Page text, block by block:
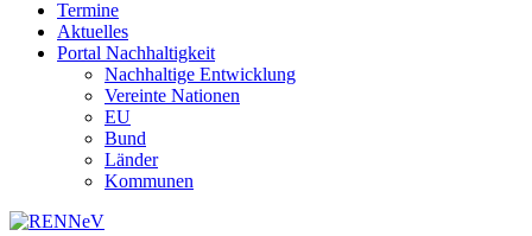
Termine
Aktuelles
Portal Nachhaltigkeit
Nachhaltige Entwicklung
Vereinte Nationen
EU
Bund
Länder
Kommunen